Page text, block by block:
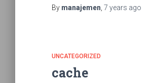
By manajemen 7 years ago
UNCATEGORIZED
cache